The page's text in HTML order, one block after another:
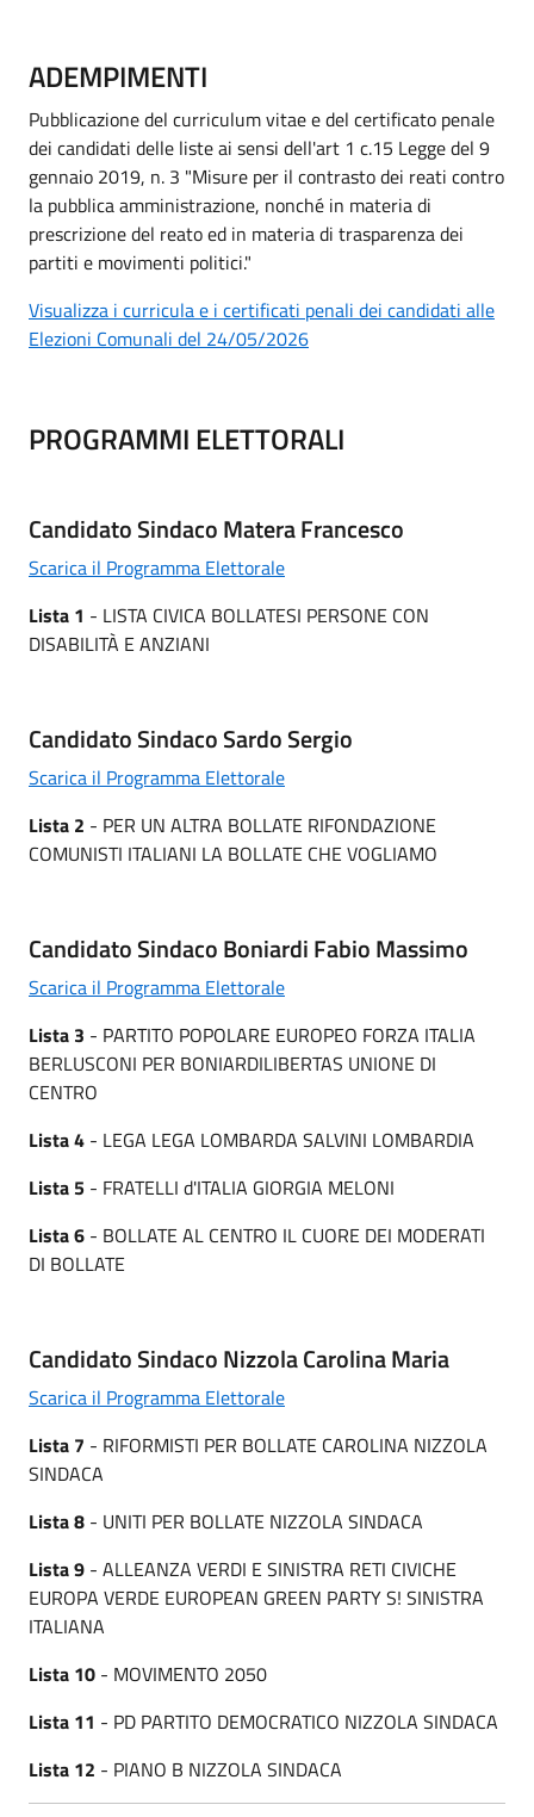
ADEMPIMENTI
Pubblicazione del curriculum vitae e del certificato penale
dei candidati delle liste ai sensi dell'art 1 c.15 Legge del 9
gennaio 2019, n. 3 "Misure per il contrasto dei reati contro
la pubblica amministrazione, nonché in materia di
prescrizione del reato ed in materia di trasparenza dei
partiti e movimenti politici."
Visualizza i curricula e i certificati penali dei candidati alle
Elezioni Comunali del 24/05/2026
PROGRAMMI ELETTORALI
Candidato Sindaco Matera Francesco
Scarica il Programma Elettorale
Lista 1 - LISTA CIVICA BOLLATESI PERSONE CON
DISABILITÀ E ANZIANI
Candidato Sindaco Sardo Sergio
Scarica il Programma Elettorale
Lista 2 - PER UN ALTRA BOLLATE RIFONDAZIONE
COMUNISTI ITALIANI LA BOLLATE CHE VOGLIAMO
Candidato Sindaco Boniardi Fabio Massimo
Scarica il Programma Elettorale
Lista 3 - PARTITO POPOLARE EUROPEO FORZA ITALIA
BERLUSCONI PER BONIARDILIBERTAS UNIONE DI
CENTRO
Lista 4 - LEGA LEGA LOMBARDA SALVINI LOMBARDIA
Lista 5 - FRATELLI d'ITALIA GIORGIA MELONI
Lista 6 - BOLLATE AL CENTRO IL CUORE DEI MODERATI
DI BOLLATE
Candidato Sindaco Nizzola Carolina Maria
Scarica il Programma Elettorale
Lista 7 - RIFORMISTI PER BOLLATE CAROLINA NIZZOLA
SINDACA
Lista 8 - UNITI PER BOLLATE NIZZOLA SINDACA
Lista 9 - ALLEANZA VERDI E SINISTRA RETI CIVICHE
EUROPA VERDE EUROPEAN GREEN PARTY S! SINISTRA
ITALIANA
Lista 10 - MOVIMENTO 2050
Lista 11 - PD PARTITO DEMOCRATICO NIZZOLA SINDACA
Lista 12 - PIANO B NIZZOLA SINDACA